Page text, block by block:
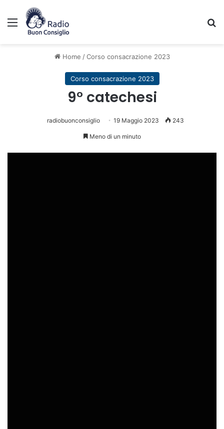
Menu
Home / Corso consacrazione 2023
Corso consacrazione 2023
9° catechesi
radiobuonconsiglio 19 Maggio 2023 243
Meno di un minuto